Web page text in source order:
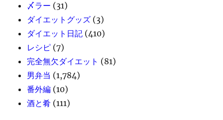
〆ラー (31)
ダイエットグッズ (3)
ダイエット日記 (410)
レシピ (7)
完全無欠ダイエット (81)
男弁当 (1,784)
番外編 (10)
酒と肴 (111)